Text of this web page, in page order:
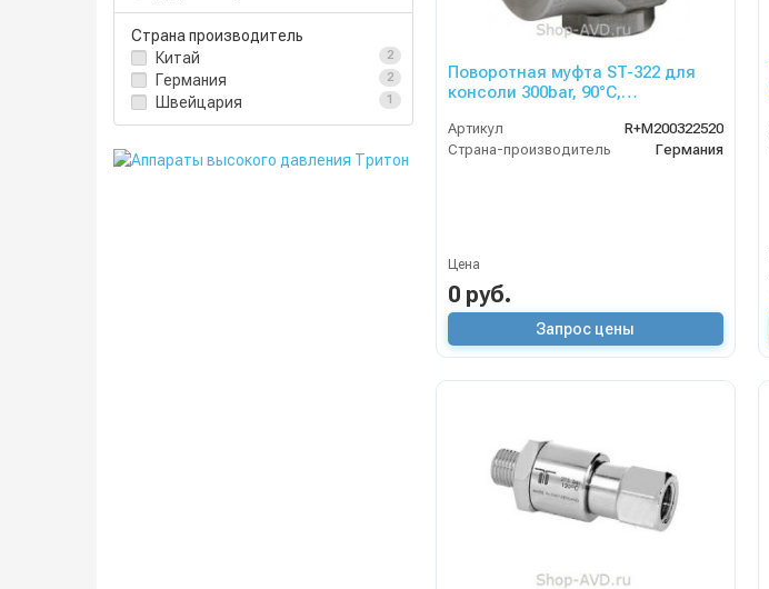
Страна производитель
Китай
2
Германия 2
Швейцария 1
Поворотная муфта ST-322 для
консоли 300bar, 90°C,
Артикул
R+M200322520
Страна-производитель
Германия
Цена
0 руб.
Запрос цены